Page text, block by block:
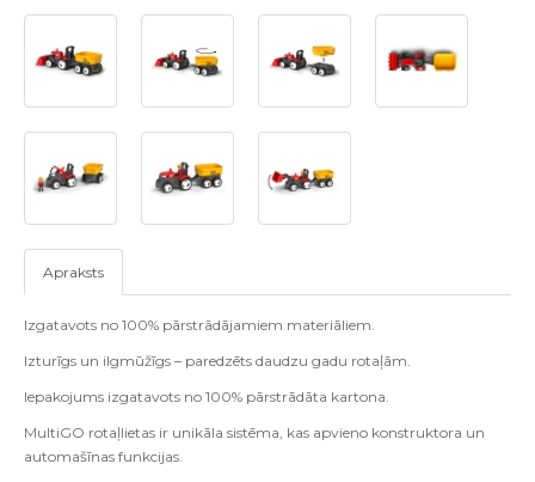
Apraksts
Izgatavots no 100% pārstrādājamiem materiāliem.
Izturīgs un ilgmūžīgs – paredzēts daudzu gadu rotaļām.
Iepakojums izgatavots no 100% pārstrādāta kartona.
MultiGO rotaļlietas ir unikāla sistēma, kas apvieno konstruktora un
automašīnas funkcijas.